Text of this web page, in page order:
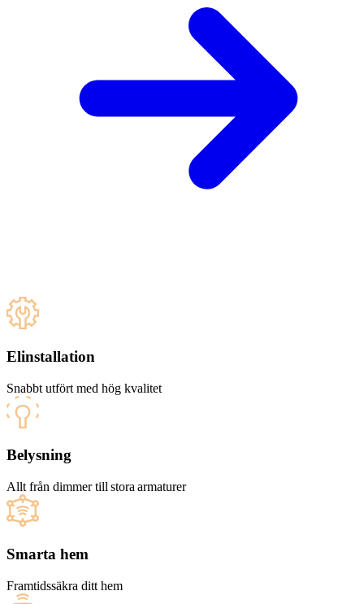
Elinstallation
Snabbt utfört med hög kvalitet
Belysning
Allt från dimmer till stora armaturer
Smarta hem
Framtidssäkra ditt hem